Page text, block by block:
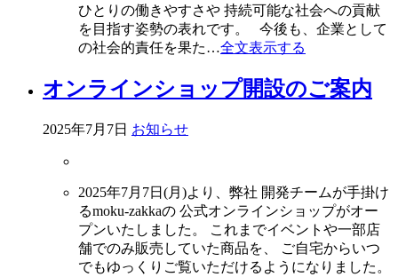
ひとりの働きやすさや 持続可能な社会への貢献
を目指す姿勢の表れです。 今後も、企業として
の社会的責任を果た…全文表示する
オンラインショップ開設のご案内
2025年7月7日 お知らせ
2025年7月7日(月)より、弊社 開発チームが手掛け
るmoku-zakkaの 公式オンラインショップがオー
プンいたしました。 これまでイベントや一部店
舗でのみ販売していた商品を、 ご自宅からいつ
でもゆっくりご覧いただけるようになりました。